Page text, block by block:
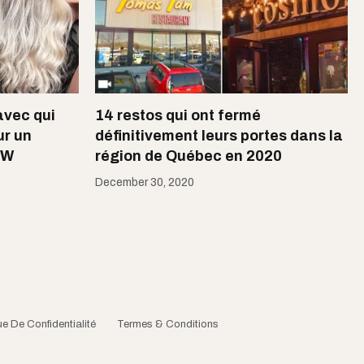
qui
un
14 restos qui ont fermé
définitivement leurs portes dans la
région de Québec en 2020
December 30, 2020
De Confidentialité Termes & Conditions